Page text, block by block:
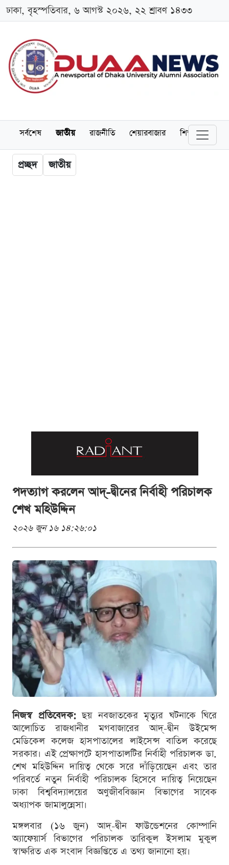
ঢাকা, বৃহস্পতিবার, ৬ আগস্ট ২০২৬, ২২ শ্রাবণ ১৪৩৩
সর্বশেষ জাতীয় রাজনীতি শেয়ারবাজার শিক্ষা
প্রচ্ছদ জাতীয়
পদত্যাগ করলেন আদ্-দ্বীনের নির্বাহী পরিচালক
শেখ মহিউদ্দিন
২০২৬ জুন ১৬ ১৪:২৬:০১
নিজস্ব প্রতিবেদক:ছয় নবজাতকের মৃত্যুর ঘটনাকে ঘিরে
আলোচিত রাজধানীর মগবাজারের আদ্-দ্বীন উইমেন্স
মেডিকেল কলেজ হাসপাতালের লাইসেন্স বাতিল করেছে
সরকার। এই প্রেক্ষাপটে হাসপাতালটির নির্বাহী পরিচালক ডা.
শেখ মহিউদ্দিন দায়িত্ব থেকে সরে দাঁড়িয়েছেন এবং তার
পরিবর্তে নতুন নির্বাহী পরিচালক হিসেবে দায়িত্ব নিয়েছেন
ঢাকা বিশ্ববিদ্যালয়ের অণুজীববিজ্ঞান বিভাগের সাবেক
অধ্যাপক জামালুন্নেসা।
মঙ্গলবার (১৬ জুন) আদ্-দ্বীন ফাউন্ডেশনের কোম্পানি
অ্যাফেয়ার্স বিভাগের পরিচালক তারিকুল ইসলাম মুকুল
স্বাক্ষরিত এক সংবাদ বিজ্ঞপ্তিতে এ তথ্য জানানো হয়।